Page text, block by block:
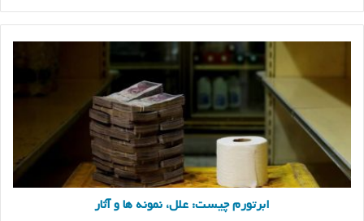
ابرتورم
علل،
ها
و
ابرتورم چیست: علل، نمونه ها و آثار